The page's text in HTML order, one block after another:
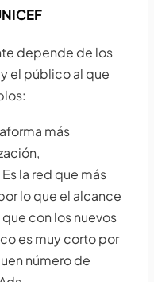
depende de los
el público al que
más
la red que más
lo que el alcance
con los nuevos
es muy corto por
número de